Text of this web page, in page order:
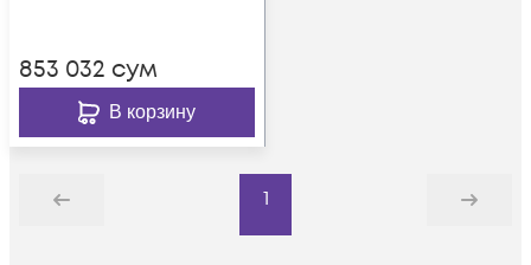
853 032 сум
В корзину
Назад
1
Дальше